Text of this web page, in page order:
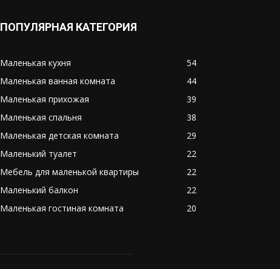
ПОПУЛЯРНАЯ КАТЕГОРИЯ
Маленькая кухня
54
Маленькая ванная комната
44
Маленькая прихожая
39
Маленькая спальня
38
Маленькая детская комната
29
Маленький туалет
22
Мебель для маленькой квартиры
22
Маленький балкон
22
Маленькая гостиная комната
20